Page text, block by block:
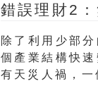
錯誤理財2
除了利用少部
個產業結構快
有天災人禍，一